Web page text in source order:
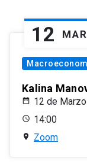
12 MAR
Kalina
12 de
14:00
Zoom